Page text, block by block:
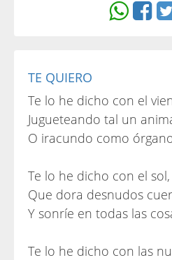
TE QUIERO
Te lo he dicho con el
Jugueteando tal un
O iracundo como
Te lo he dicho con el sol,
Que dora desnudos
Y sonríe en todas las
Te lo he dicho con las